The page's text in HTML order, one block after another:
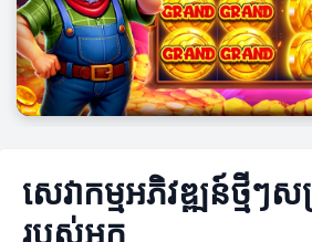
សេវាកម្មអភិវឌ្ឍន៍ថ្មីៗស
របស់អ្នក